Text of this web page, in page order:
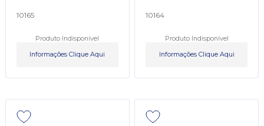
10165
Produto Indisponível
Informações Clique Aqui
10164
Produto Indisponível
Informações Clique Aqui